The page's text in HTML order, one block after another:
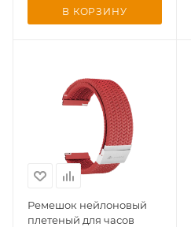
В КОРЗИНУ
Ремешок нейлоновый
плетеный для часов